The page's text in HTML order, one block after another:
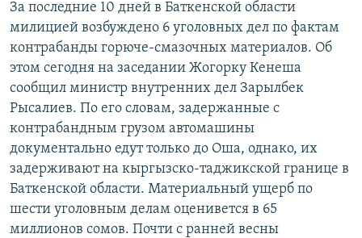
поиску
КЫРГЫЗЧА
ЎЗБЕКЧА
ТОҶИКӢ
TÜRKMENÇE
Все сайты РСЕ/РС
За последние 10 дней в Баткенской области
милицией возбуждено 6 уголовных дел по фактам
контрабанды горюче-смазочных материалов. Об
этом сегодня на заседании Жогорку Кенеша
сообщил министр внутренних дел Зарылбек
Рысалиев. По его словам, задержанные с
контрабандным грузом автомашины
документально едут только до Оша, однако, их
задерживают на кыргызско-таджикской границе в
Баткенской области. Материальный ущерб по
шести уголовным делам оценивется в 65
миллионов сомов. Почти с ранней весны